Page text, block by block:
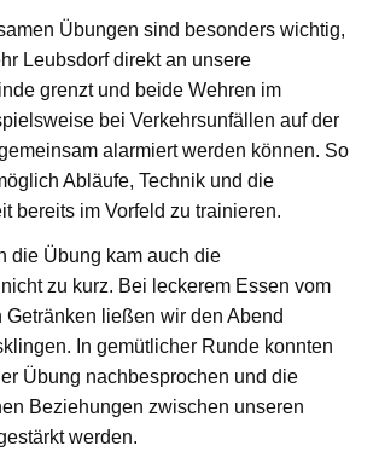
Übungen sind besonders wichtig,
Leubsdorf direkt an unsere
grenzt und beide Wehren im
bei Verkehrsunfällen auf der
alarmiert werden können. So
Abläufe, Technik und die
bereits im Vorfeld zu trainieren.
die Übung kam auch die
zu kurz. Bei leckerem Essen vom
ließen wir den Abend
In gemütlicher Runde konnten
Übung nachbesprochen und die
Beziehungen zwischen unseren
werden.